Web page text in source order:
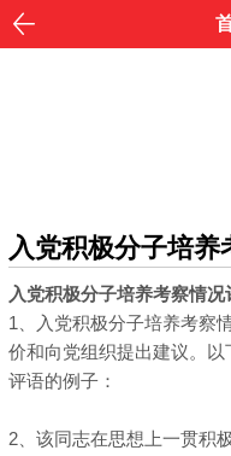
入党积极分子培养
入党积极分子培养考察情况
1、入党积极分子培养考察
价和向党组织提出建议。
评语的例子：
2、该同志在思想上一贯积